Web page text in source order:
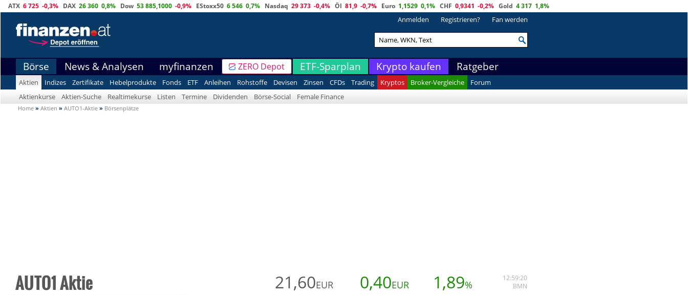
ATX 6 725 -0,3% DAX 26 360 0,8% Dow 53 885,1000 -0,9% EStoxx50 6 546 0,7% Nasdaq 29 373 -0,4% Öl 81,9 -0,7% Euro 1,1529 0,1% CHF 0,9341 -0,2% Gold 4 317 1,8%
Anmelden Registrieren? Fan werden
Börse News & Analysen myfinanzen ZERO Depot ETF-Sparplan Krypto kaufen Ratgeber
Aktien Indizes Zertifikate Hebelprodukte Fonds ETF Anleihen Rohstoffe Devisen Zinsen CFDs Trading Kryptos Broker-Vergleiche
Forum
Aktienkurse
Aktien-Suche Realtimekurse Listen Termine Dividenden Börse-Social Female Finance
Home » Aktien » AUTO1-Aktie » Börsenplätze
AUTO1 Aktie 21,60EUR 0,40EUR 1,89%
12:59:20
BMN